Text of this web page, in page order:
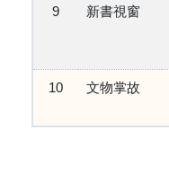
9 新書視窗
10 文物掌故